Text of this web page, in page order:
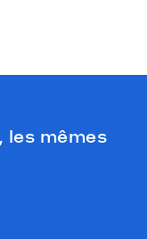
les mêmes